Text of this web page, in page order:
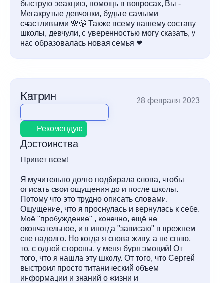
быструю реакцию, помощь в вопросах, Вы -
Мегакрутые девчонки, будьте самыми
счастливыми 🌸😘 Также всему нашему составу
школы, девчули, с уверенностью могу сказать, у
нас образовалась новая семья ❤
Катрин 28 февраля 2023
Рекомендую
Достоинства
Привет всем!
Я мучительно долго подбирала слова, чтобы
описать свои ощущения до и после школы.
Потому что это трудно описать словами.
Ощущение, что я проснулась и вернулась к себе.
Моё "пробуждение" , конечно, ещё не
окончательное, и я иногда "зависаю" в прежнем
сне надолго. Но когда я снова живу, а не сплю,
то, с одной стороны, у меня буря эмоций! От
того, что я нашла эту школу. От того, что Сергей
выстроил просто титанический объем
информации и знаний о жизни и